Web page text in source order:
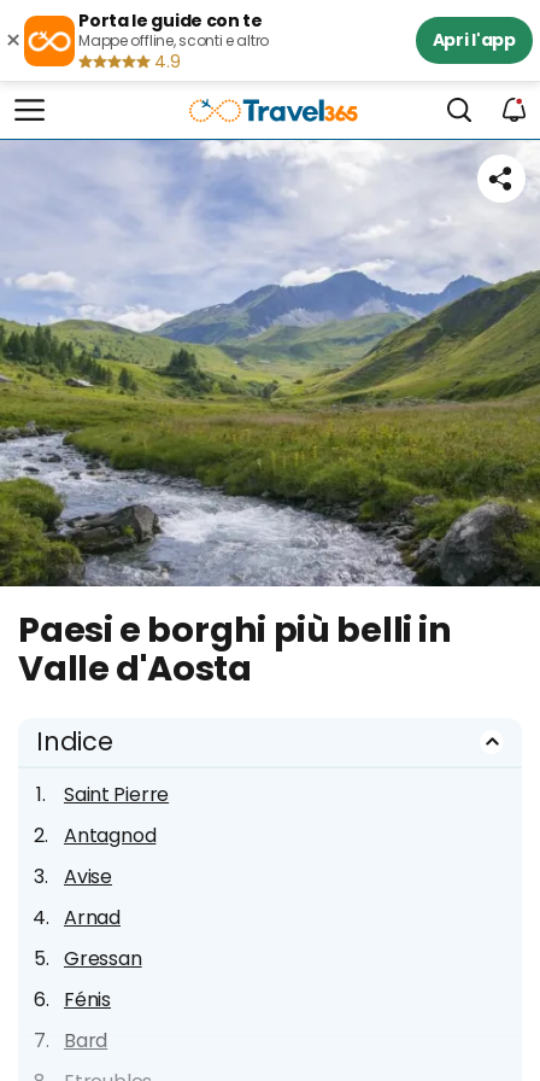
×
Porta le guide con te
Mappe offline, sconti e altro
4.9
Apri l'app
Paesi e borghi più belli in
Valle d'Aosta
Indice
Saint Pierre
Antagnod
Avise
Arnad
Gressan
Fénis
Bard